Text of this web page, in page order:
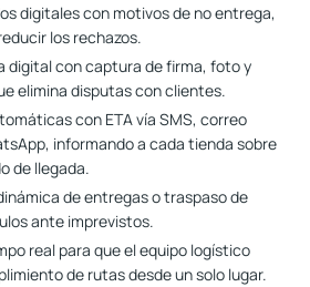
digitalescon motivos de no entrega,
los rechazos.
digitalcon captura de firma, foto y
elimina disputas con clientes.
con ETAvía SMS, correo
informando a cada tienda sobre
de llegada.
de entregas o traspaso de
ante imprevistos.
real para que el equipo logístico
de rutas desde un solo lugar.